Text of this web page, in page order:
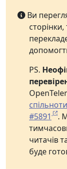
Ви
PS.
спільноти
#5891
.
читачів
буде